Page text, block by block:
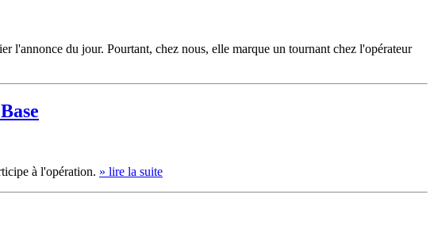
l'annonce du jour. Pourtant, chez nous, elle marque un tournant chez l'opérateur
à l'opération. » lire la suite